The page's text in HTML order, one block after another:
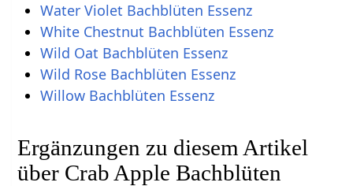
Water Violet Bachblüten Essenz
White Chestnut Bachblüten Essenz
Wild Oat Bachblüten Essenz
Wild Rose Bachblüten Essenz
Willow Bachblüten Essenz
Ergänzungen zu diesem Artikel
über Crab Apple Bachblüten